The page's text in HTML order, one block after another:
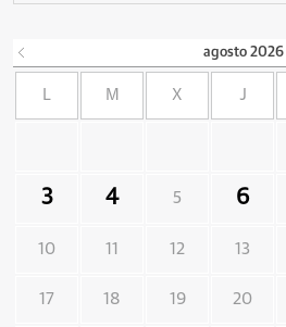
agosto 2026
L M X J
3 4 5 6
10 11 12 13
17 18 19 20